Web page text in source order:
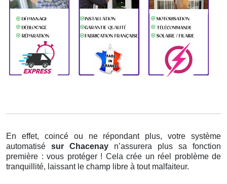
En effet, coincé ou ne répondant plus, votre système
automatisé sur Chacenay n’assurera plus sa fonction
première : vous protéger ! Cela crée un réel problème de
tranquillité, laissant le champ libre à tout malfaiteur.